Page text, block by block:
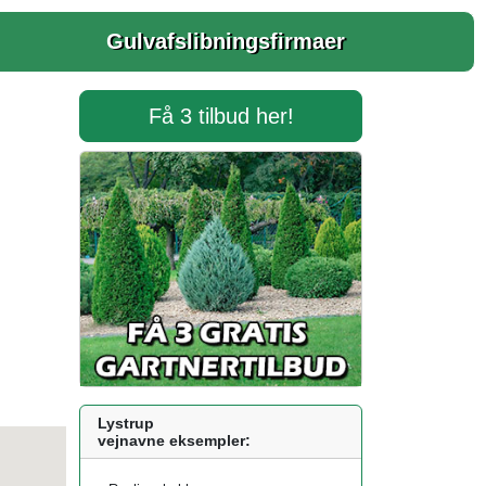
Gulvafslibningsfirmaer
Få 3 tilbud her!
Lystrup
vejnavne eksempler: